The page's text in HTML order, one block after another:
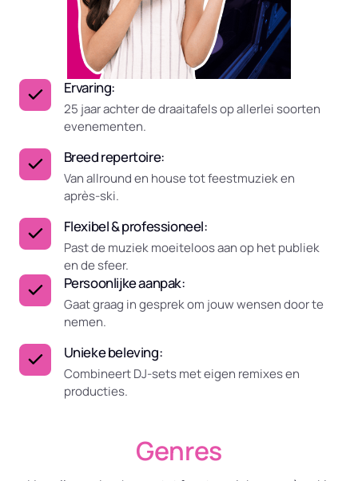
Ervaring:
25 jaar achter de draaitafels op allerlei soorten
evenementen.
Breed repertoire:
Van allround en house tot feestmuziek en
après-ski.
Flexibel & professioneel:
Past de muziek moeiteloos aan op het publiek
en de sfeer.
Persoonlijke aanpak:
Gaat graag in gesprek om jouw wensen door te
nemen.
Unieke beleving:
Combineert DJ-sets met eigen remixes en
producties.
Genres